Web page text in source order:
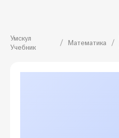
Умскул
Учебник
Математика